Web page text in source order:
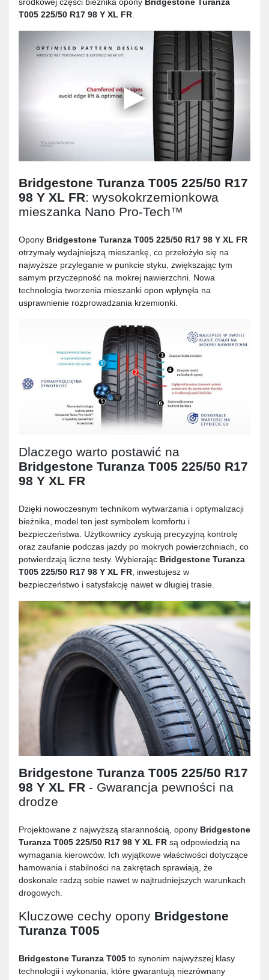
T005 225/50 R17 98 Y XL FR
Bridgestone Turanza T005 225/50 R17
98 Y XL FR: wysokokrzemionkowa
mieszanka Nano Pro-Tech™
Opony Bridgestone Turanza T005 225/50 R17 98 Y XL FR
otrzymały wydajniejszą mieszankę, co przełożyło się na
najwyższe przyleganie w punkcie styku, zwiększając tym
samym przyczepność na mokrej nawierzchni. Nowa
technologia tworzenia mieszanki opon wpłynęła na
usprawnienie rozprowadzania krzemionki.
Dlaczego warto postawić na
Bridgestone Turanza T005 225/50 R17
98 Y XL FR
Dzięki nowoczesnym technikom wytwarzania i optymalizacji
bieżnika, model ten jest symbolem komfortu i
bezpieczeństwa. Użytkownicy zyskują precyzyjną kontrolę
oraz zaufanie podczas jazdy po mokrych powierzchniach, co
potwierdzają liczne testy. Wybierając Bridgestone Turanza
T005 225/50 R17 98 Y XL FR, inwestujesz w
bezpieczeństwo i satysfakcję nawet w długiej trasie.
Bridgestone Turanza T005 225/50 R17
98 Y XL FR - Gwarancja pewności na
drodze
Projektowane z najwyższą starannością, opony Bridgestone
Turanza T005 225/50 R17 98 Y XL FR są odpowiedzią na
wymagania kierowców. Ich wyjątkowe właściwości dotyczące
hamowania i stabilności na zakrętach sprawiają, że
doskonale radzą sobie nawet w najtrudniejszych warunkach
drogowych.
Kluczowe cechy opony Bridgestone
Turanza T005
Bridgestone Turanza T005 to synonim najwyższej klasy
technologii i wykonania, które gwarantują niezrównany